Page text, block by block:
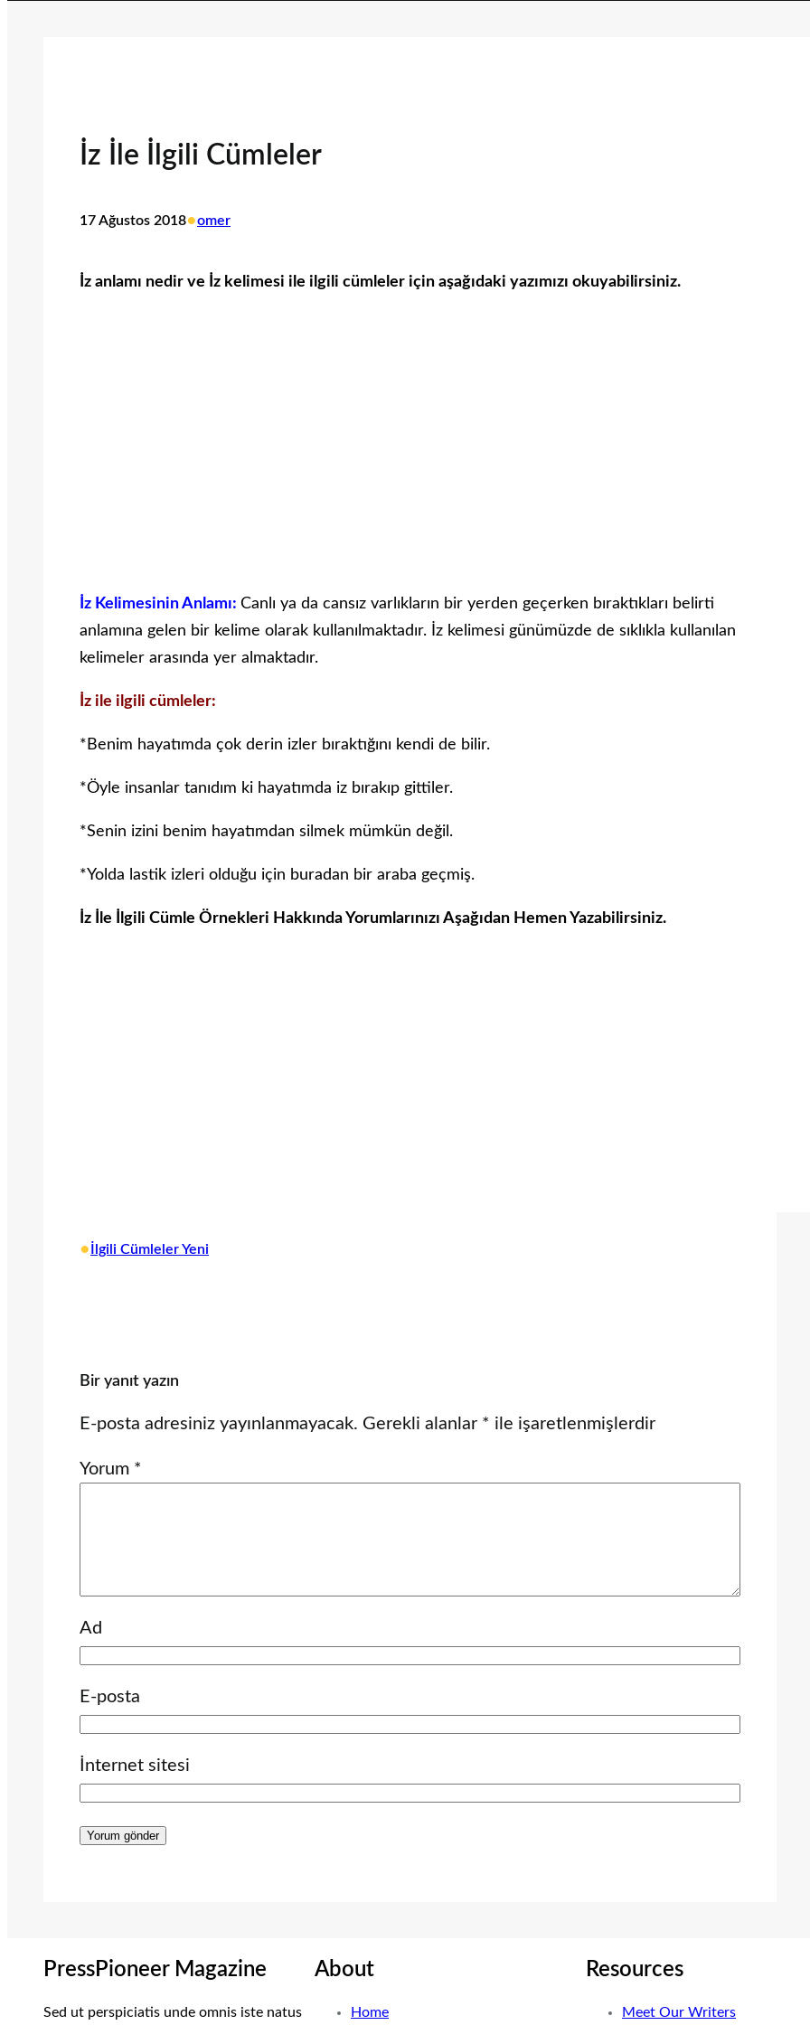
İz İle İlgili Cümleler
17 Ağustos 2018•omer
İz anlamı nedir ve İz kelimesi ile ilgili cümleler için aşağıdaki yazımızı okuyabilirsiniz.
İz Kelimesinin Anlamı: Canlı ya da cansız varlıkların bir yerden geçerken bıraktıkları belirti
anlamına gelen bir kelime olarak kullanılmaktadır. İz kelimesi günümüzde de sıklıkla kullanılan
kelimeler arasında yer almaktadır.
İz ile ilgili cümleler:
*Benim hayatımda çok derin izler bıraktığını kendi de bilir.
*Öyle insanlar tanıdım ki hayatımda iz bırakıp gittiler.
*Senin izini benim hayatımdan silmek mümkün değil.
*Yolda lastik izleri olduğu için buradan bir araba geçmiş.
İz İle İlgili Cümle Örnekleri Hakkında Yorumlarınızı Aşağıdan Hemen Yazabilirsiniz.
• İlgili Cümleler Yeni
Bir yanıt yazın
E-posta adresiniz yayınlanmayacak. Gerekli alanlar * ile işaretlenmişlerdir
Yorum *
Ad
E-posta
İnternet sitesi
PressPioneer Magazine
Sed ut perspiciatis unde omnis iste natus
About
Home
Resources
Meet Our Writers